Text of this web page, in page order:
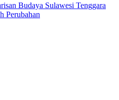
Budaya Sulawesi Tenggara
Perubahan